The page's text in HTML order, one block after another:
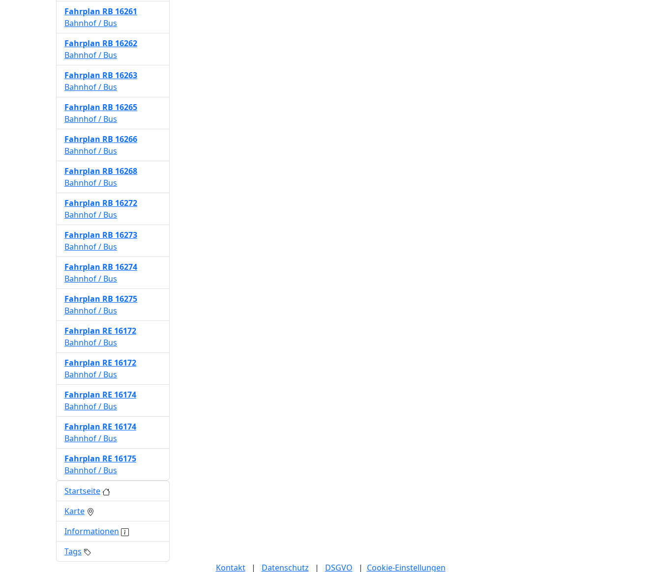
Fahrplan RB 16261
Bahnhof / Bus
Fahrplan RB 16262
Bahnhof / Bus
Fahrplan RB 16263
Bahnhof / Bus
Fahrplan RB 16265
Bahnhof / Bus
Fahrplan RB 16266
Bahnhof / Bus
Fahrplan RB 16268
Bahnhof / Bus
Fahrplan RB 16272
Bahnhof / Bus
Fahrplan RB 16273
Bahnhof / Bus
Fahrplan RB 16274
Bahnhof / Bus
Fahrplan RB 16275
Bahnhof / Bus
Fahrplan RE 16172
Bahnhof / Bus
Fahrplan RE 16172
Bahnhof / Bus
Fahrplan RE 16174
Bahnhof / Bus
Fahrplan RE 16174
Bahnhof / Bus
Fahrplan RE 16175
Bahnhof / Bus
Startseite
Karte
Informationen
Tags
Kontakt| Datenschutz | DSGVO | Cookie-Einstellungen